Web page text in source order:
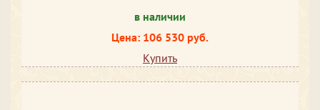
в наличии
Цена: 106 530 руб.
Купить